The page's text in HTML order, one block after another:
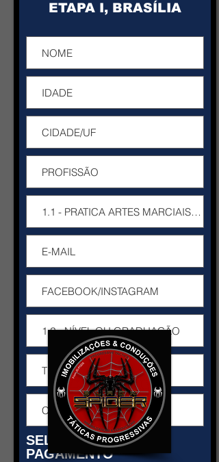
ETAPA I, BRASÍLIA
SELECONE O
PAGAMENTO *